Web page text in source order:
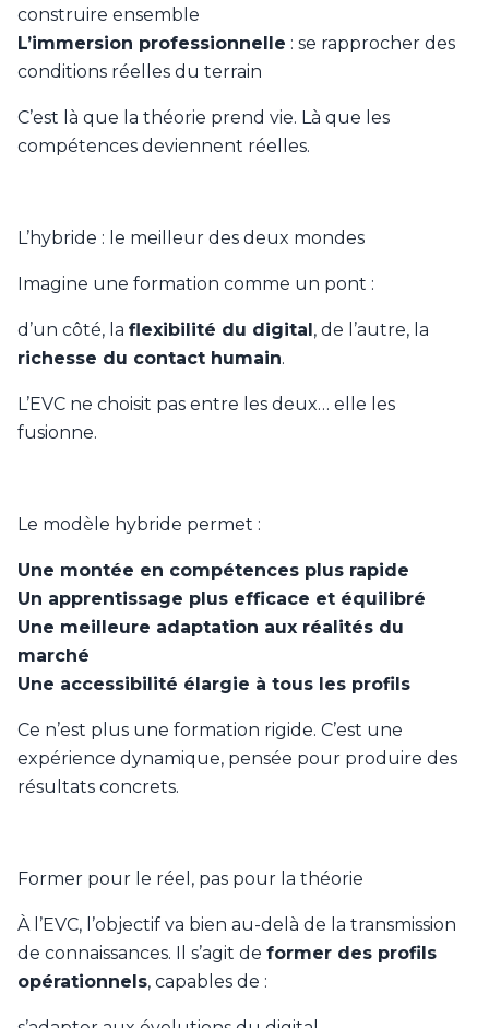
construire ensemble
L’immersion professionnelle : se rapprocher des
conditions réelles du terrain
C’est là que la théorie prend vie. Là que les
compétences deviennent réelles.
L’hybride : le meilleur des deux mondes
Imagine une formation comme un pont :
d’un côté, la flexibilité du digital, de l’autre, la
richesse du contact humain.
L’EVC ne choisit pas entre les deux… elle les
fusionne.
Le modèle hybride permet :
Une montée en compétences plus rapide
Un apprentissage plus efficace et équilibré
Une meilleure adaptation aux réalités du
marché
Une accessibilité élargie à tous les profils
Ce n’est plus une formation rigide. C’est une
expérience dynamique, pensée pour produire des
résultats concrets.
Former pour le réel, pas pour la théorie
À l’EVC, l’objectif va bien au-delà de la transmission
de connaissances. Il s’agit de former des profils
opérationnels, capables de :